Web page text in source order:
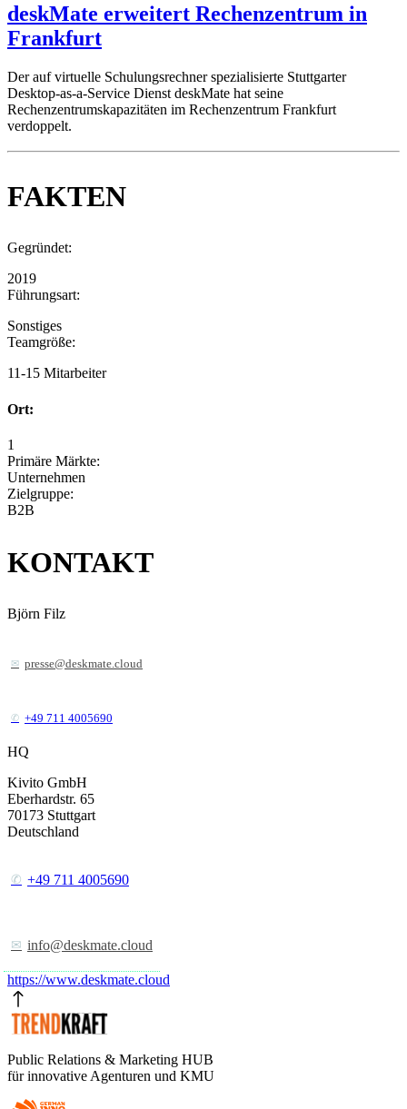
deskMate erweitert Rechenzentrum in
Frankfurt
Der auf virtuelle Schulungsrechner spezialisierte Stuttgarter
Desktop-as-a-Service Dienst deskMate hat seine
Rechenzentrumskapazitäten im Rechenzentrum Frankfurt
verdoppelt.
FAKTEN
Gegründet:
2019
Führungsart:
Sonstiges
Teamgröße:
11-15 Mitarbeiter
Ort:
1
Primäre Märkte:
Unternehmen
Zielgruppe:
B2B
KONTAKT
Björn Filz
presse@deskmate.cloud
+49 711 4005690
HQ
Kivito GmbH
Eberhardstr. 65
70173 Stuttgart
Deutschland
+49 711 4005690
info@deskmate.cloud
https://www.deskmate.cloud
Public Relations & Marketing HUB
für innovative Agenturen und KMU